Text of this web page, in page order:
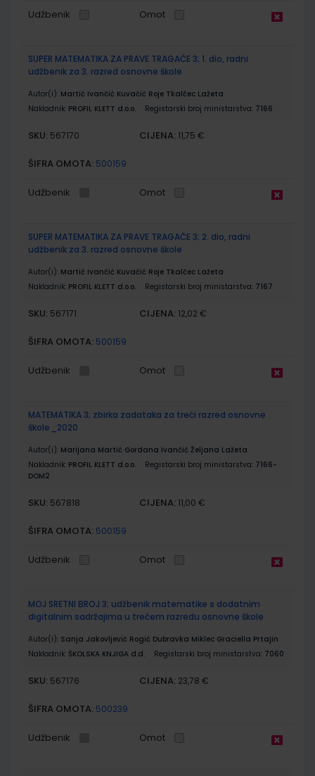
Udžbenik Omot
SUPER MATEMATIKA ZA PRAVE TRAGAČE 3; 1. dio, radni
udžbenik za 3. razred osnovne škole
Autor(i): Martić Ivančić Kuvačić Roje Tkalčec Lažeta
Nakladnik: PROFIL KLETT d.o.o. Registarski broj ministarstva: 7166
SKU: 567170 CIJENA: 11,75 €
ŠIFRA OMOTA: 500159
Udžbenik Omot
SUPER MATEMATIKA ZA PRAVE TRAGAČE 3; 2. dio, radni
udžbenik za 3. razred osnovne škole
Autor(i): Martić Ivančić Kuvačić Roje Tkalčec Lažeta
Nakladnik: PROFIL KLETT d.o.o. Registarski broj ministarstva: 7167
SKU: 567171 CIJENA: 12,02 €
ŠIFRA OMOTA: 500159
Udžbenik Omot
MATEMATIKA 3; zbirka zadataka za treći razred osnovne
škole_2020
Autor(i): Marijana Martić Gordana Ivančić Željana Lažeta
Nakladnik: PROFIL KLETT d.o.o. Registarski broj ministarstva: 7166-
DOM2
SKU: 567818 CIJENA: 11,00 €
ŠIFRA OMOTA: 500159
Udžbenik Omot
MOJ SRETNI BROJ 3; udžbenik matematike s dodatnim
digitalnim sadržajima u trećem razredu osnovne škole
Autor(i): Sanja Jakovljević Rogić Dubravka Miklec Graciella Prtajin
Nakladnik: ŠKOLSKA KNJIGA d.d. Registarski broj ministarstva: 7060
SKU: 567176 CIJENA: 23,78 €
ŠIFRA OMOTA: 500239
Udžbenik Omot